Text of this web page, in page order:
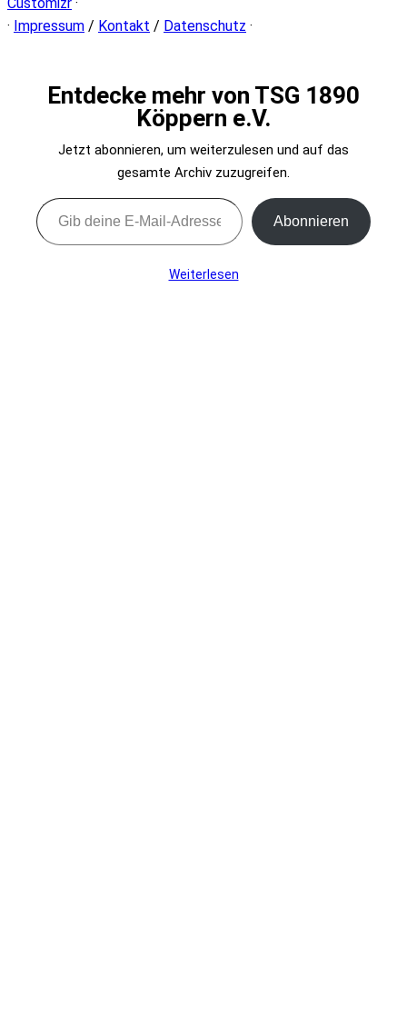
Customizr ·
· Impressum / Kontakt / Datenschutz ·
Entdecke mehr von TSG 1890
Köppern e.V.
Jetzt abonnieren, um weiterzulesen und auf das
gesamte Archiv zuzugreifen.
Gib deine E-Mail-Adresse ein ...
Abonnieren
Weiterlesen